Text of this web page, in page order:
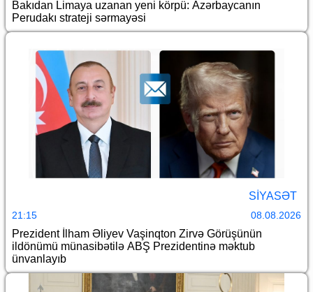
Bakıdan Limaya uzanan yeni körpü: Azərbaycanın
Perudakı strateji sərmayəsi
SİYASƏT
21:15 08.08.2026
Prezident İlham Əliyev Vaşinqton Zirvə Görüşünün
ildönümü münasibətilə ABŞ Prezidentinə məktub
ünvanlayıb